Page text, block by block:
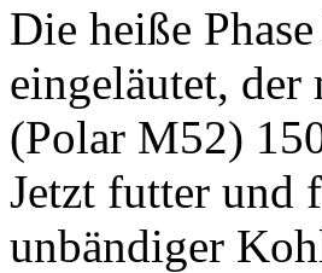
Die heiße
eingeläutet,
(Polar M52)
Jetzt futter und
unbändiger